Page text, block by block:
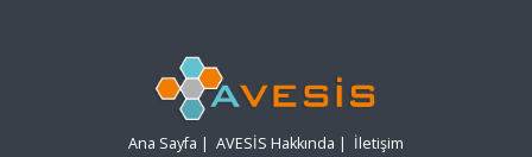
Ana Sayfa | AVESİS Hakkında | İletişim